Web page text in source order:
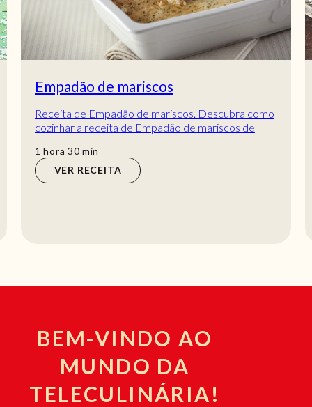
Empadão de mariscos
Receita de Empadão de mariscos. Descubra como
cozinhar a receita de Empadão de mariscos de
1 hora
hora 30min
min
VER RECEITA
BEM-VINDO AO
MUNDO DA
TELECULINÁRIA!